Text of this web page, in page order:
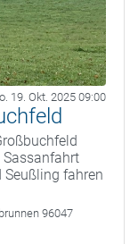
19. Okt. 2025 09:00
Sassanfahrt
fahren
96047